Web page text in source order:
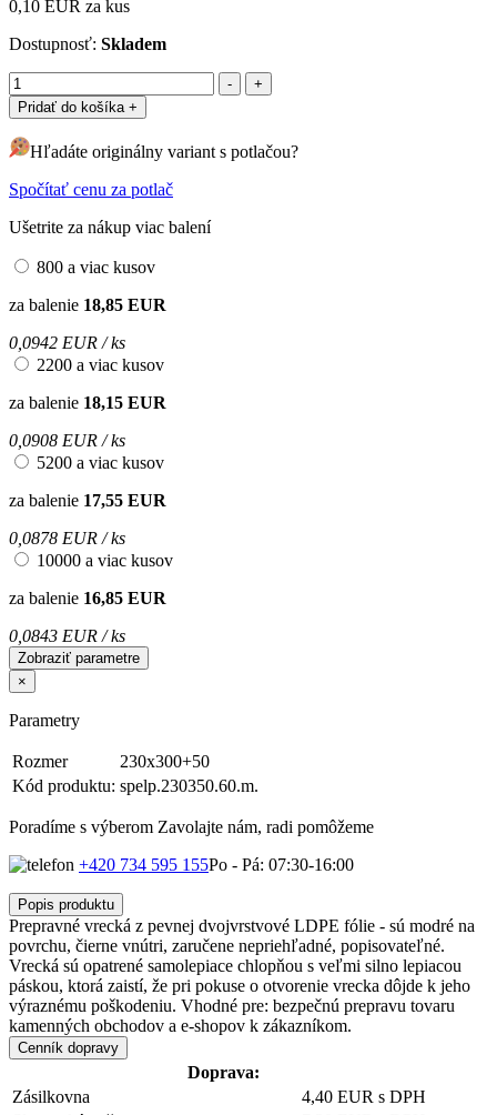
0,10 EUR za kus
Dostupnosť: Skladem
Pridať do košíka +
Hľadáte originálny variant s potlačou?
Spočítať cenu za potlač
Ušetrite za nákup viac balení
800 a viac kusov
za balenie 18,85 EUR
0,0942 EUR / ks
2200 a viac kusov
za balenie 18,15 EUR
0,0908 EUR / ks
5200 a viac kusov
za balenie 17,55 EUR
0,0878 EUR / ks
10000 a viac kusov
za balenie 16,85 EUR
0,0843 EUR / ks
Zobraziť parametre
×
Parametry
Rozmer
230x300+50
Kód produktu: spelp.230350.60.m.
Poradíme s výberom Zavolajte nám, radi pomôžeme
+420 734 595 155Po - Pá: 07:30-16:00
Popis produktu
Prepravné vrecká z pevnej dvojvrstvové LDPE fólie - sú modré na
povrchu, čierne vnútri, zaručene nepriehľadné, popisovateľné.
Vrecká sú opatrené samolepiace chlopňou s veľmi silno lepiacou
páskou, ktorá zaistí, že pri pokuse o otvorenie vrecka dôjde k jeho
výraznému poškodeniu. Vhodné pre: bezpečnú prepravu tovaru
kamenných obchodov a e-shopov k zákazníkom.
Cenník dopravy
Doprava:
Zásilkovna
4,40 EUR s DPH